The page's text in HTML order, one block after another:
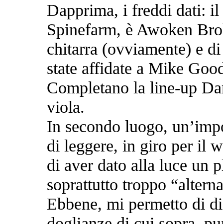
Dapprima, i freddi dati:
Spinefarm, è Awoken
chitarra (ovviamente) e
state affidate a Mike
Completano la line-up
viola.
In secondo luogo,
di leggere, in giro per il
di aver dato alla luce un
soprattutto troppo
Ebbene, mi permetto di